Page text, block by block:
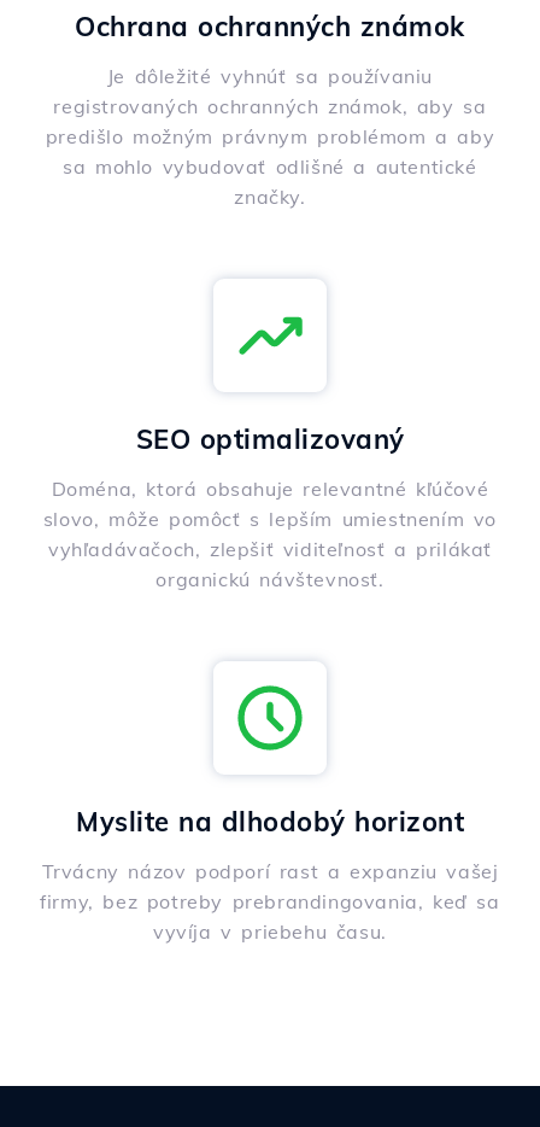
Ochrana ochranných známok
Je dôležité vyhnúť sa používaniu
registrovaných ochranných známok, aby sa
predišlo možným právnym problémom a aby
sa mohlo vybudovať odlišné a autentické
značky.
SEO optimalizovaný
Doména, ktorá obsahuje relevantné kľúčové
slovo, môže pomôcť s lepším umiestnením vo
vyhľadávačoch, zlepšiť viditeľnosť a prilákať
organickú návštevnosť.
Myslite na dlhodobý horizont
Trvácny názov podporí rast a expanziu vašej
firmy, bez potreby prebrandingovania, keď sa
vyvíja v priebehu času.